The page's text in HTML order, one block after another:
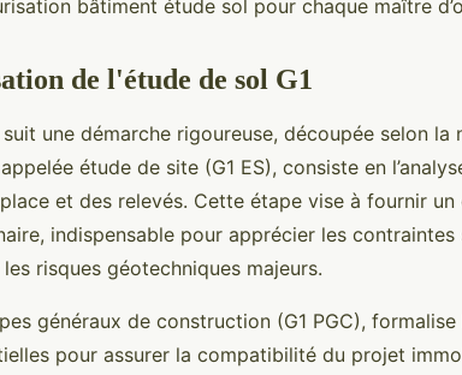
bâtiment étude sol pour chaque maître
de l'étude de sol G1
suit une démarche rigoureuse, découpée selon la
étude de site (G1 ES), consiste en
et des relevés. Cette étape vise à fournir un
indispensable pour apprécier les contraintes
risques géotechniques majeurs.
généraux de construction (G1 PGC), formalise
pour assurer la compatibilité du projet